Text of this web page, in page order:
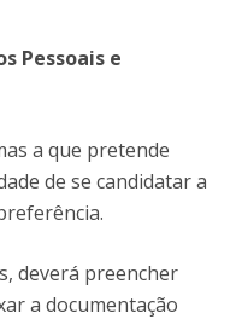
Pessoais e
a que pretende
de se candidatar a
deverá preencher
a documentação